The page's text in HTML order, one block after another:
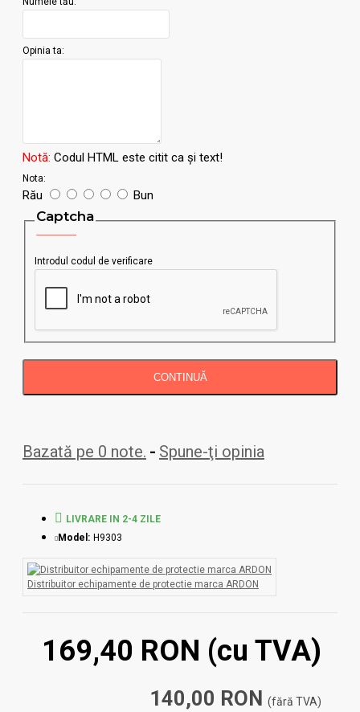
Opinia ta:
Notă: Codul HTML este citit ca şi text!
Nota:
Rău Bun
Captcha
Introdul codul de verificare
CONTINUĂ
Bazată pe 0 note. - Spune-ţi opinia
140,00 RON (fără TVA)
169,40 RON (cu TVA)
LIVRARE IN 2-4 ZILE
Model: H9303
Distribuitor echipamente de protectie marca ARDON